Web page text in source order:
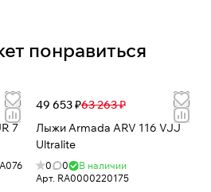
понравиться
7
49 653 ₽63 263 ₽
Лыжи Armada ARV 116 VJJ
Ultralite
0 0
В наличии
Арт. RA0000220175